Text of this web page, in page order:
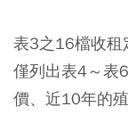
表3之16檔收租
僅列出表4～表
價、近10年的